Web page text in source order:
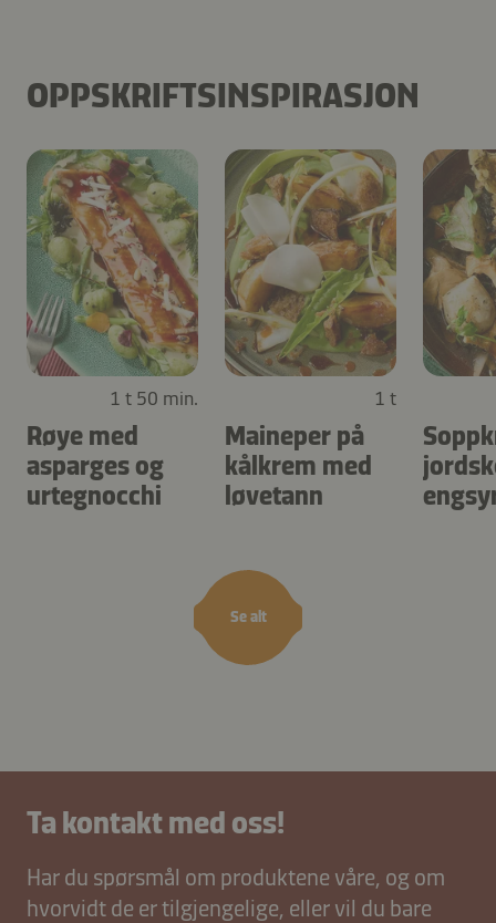
OPPSKRIFTSINSPIRASJON
Se alt
1 t 50 min.
Røye med
asparges og
urtegnocchi
1 t
Maineper på
kålkrem med
løvetann
Ta kontakt med oss!
Har du spørsmål om produktene våre, og om
hvorvidt de er tilgjengelige, eller vil du bare